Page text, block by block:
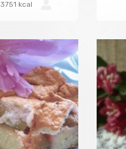
3751 kcal